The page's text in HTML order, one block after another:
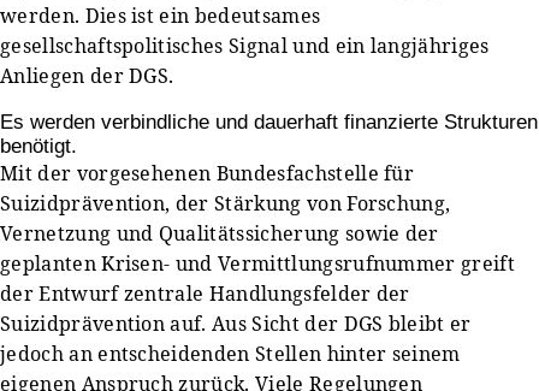
werden. Dies ist ein bedeutsames
gesellschaftspolitisches Signal und ein langjähriges
Anliegen der DGS.
Es werden verbindliche und dauerhaft finanzierte Strukturen
benötigt.
Mit der vorgesehenen Bundesfachstelle für
Suizidprävention, der Stärkung von Forschung,
Vernetzung und Qualitätssicherung sowie der
geplanten Krisen- und Vermittlungsrufnummer greift
der Entwurf zentrale Handlungsfelder der
Suizidprävention auf. Aus Sicht der DGS bleibt er
jedoch an entscheidenden Stellen hinter seinem
eigenen Anspruch zurück. Viele Regelungen